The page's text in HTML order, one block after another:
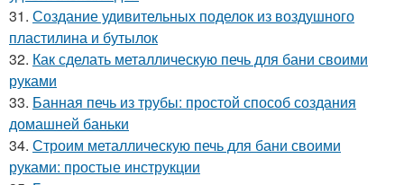
31. Создание удивительных поделок из воздушного
пластилина и бутылок
32. Как сделать металлическую печь для бани своими
руками
33. Банная печь из трубы: простой способ создания
домашней баньки
34. Строим металлическую печь для бани своими
руками: простые инструкции